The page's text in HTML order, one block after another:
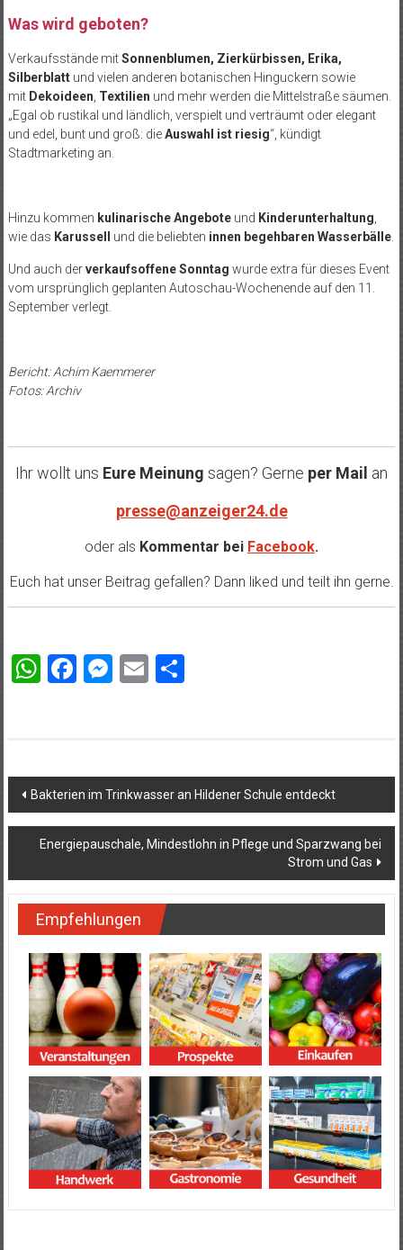
Was wird geboten?
Verkaufsstände mitSonnenblumen, Zierkürbissen, Erika,
Silberblattund vielen anderen botanischen Hinguckern sowie
mit Dekoideen Textilien und mehr werden die Mittelstraße säumen.
„Egal ob rustikal und ländlich, verspielt und verträumt oder elegant
und edel, bunt und groß: dieAuswahl ist riesig“, kündigt
Stadtmarketing an.
Hinzu kommen kulinarische Angeboteund Kinderunterhaltung
wie das Karussell und die beliebten innen begehbaren Wasserbälle.
Und auch derverkaufsoffene Sonntag wurde extra für dieses Event
vom ursprünglich geplanten Autoschau-Wochenende auf den 11.
September verlegt.
Bericht: Achim Kaemmerer
Fotos: Archiv
Ihr wollt uns Eure Meinung sagen? Gerne per Mail an
presse@anzeiger24.de
oder als Kommentar bei Facebook.
Euch hat unser Beitrag gefallen? Dann liked und teilt ihn gerne.
WhatsApp
Facebook
Messenger
EmailTeilen
Beitragsnavigation
Bakterien im Trinkwasser an Hildener Schule entdeckt
Energiepauschale, Mindestlohn in Pflege und Sparzwang bei
Strom und Gas
Empfehlungen